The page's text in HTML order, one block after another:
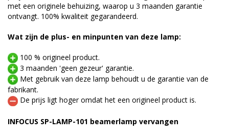
met een originele behuizing, waarop u 3 maanden garantie
ontvangt. 100% kwaliteit gegarandeerd.
Wat zijn de plus- en minpunten van deze lamp:
100 % origineel product.
3 maanden 'geen gezeur' garantie.
Met gebruik van deze lamp behoudt u de garantie van de
fabrikant.
De prijs ligt hoger omdat het een origineel product is.
INFOCUS SP-LAMP-101 beamerlamp vervangen